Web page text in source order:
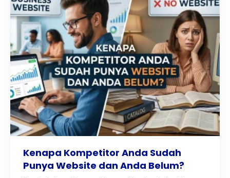
Kenapa Kompetitor Anda Sudah
Punya Website dan Anda Belum?